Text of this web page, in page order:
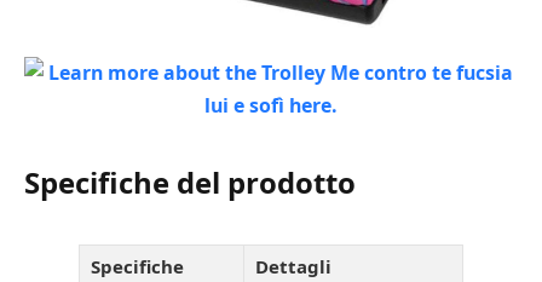
Specifiche del prodotto
Specifiche
Dettagli